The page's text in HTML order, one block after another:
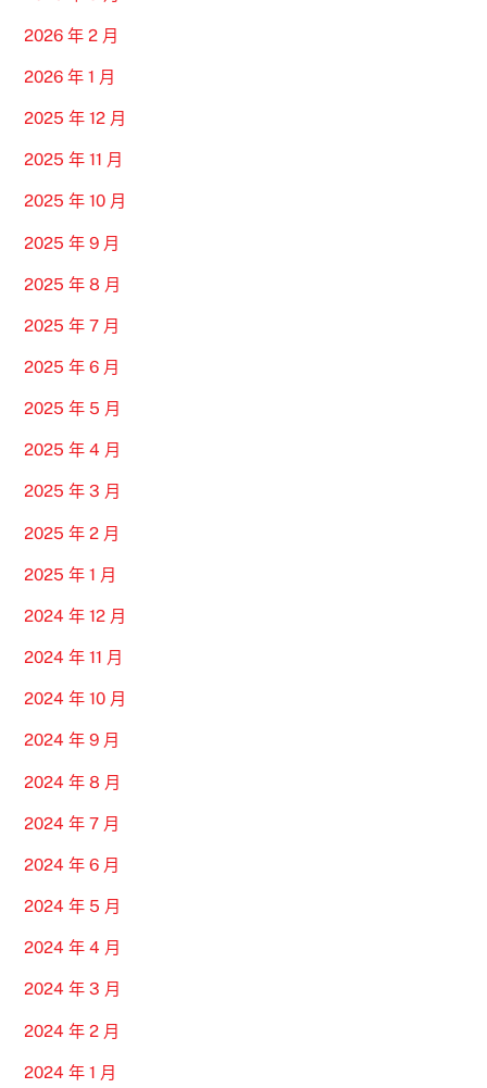
2026 年 2 月
2026 年 1 月
2025 年 12 月
2025 年 11 月
2025 年 10 月
2025 年 9 月
2025 年 8 月
2025 年 7 月
2025 年 6 月
2025 年 5 月
2025 年 4 月
2025 年 3 月
2025 年 2 月
2025 年 1 月
2024 年 12 月
2024 年 11 月
2024 年 10 月
2024 年 9 月
2024 年 8 月
2024 年 7 月
2024 年 6 月
2024 年 5 月
2024 年 4 月
2024 年 3 月
2024 年 2 月
2024 年 1 月